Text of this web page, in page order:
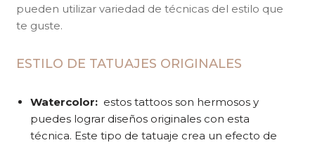
pueden utilizar variedad de técnicas del estilo que
te guste.
ESTILO DE TATUAJES ORIGINALES
Watercolor: estos tattoos son hermosos y
puedes lograr diseños originales con esta
técnica. Este tipo de tatuaje crea un efecto de